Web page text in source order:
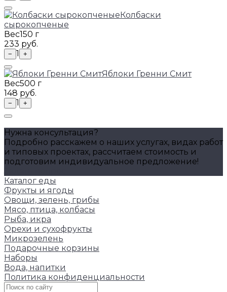
Колбаски
сырокопченые
Вес150 г
233 руб.
− 1 +
Яблоки Гренни Смит
Вес500 г
148 руб.
− 1 +
Нужна консультация?
Подробно расскажем о наших услугах, видах работ
и типовых проектах, рассчитаем стоимость и
подготовим индивидуальное предложение!
Каталог еды
Фрукты и ягоды
Овощи, зелень, грибы
Мясо, птица, колбасы
Рыба, икра
Орехи и сухофрукты
Микрозелень
Подарочные корзины
Наборы
Вода, напитки
Политика конфиденциальности